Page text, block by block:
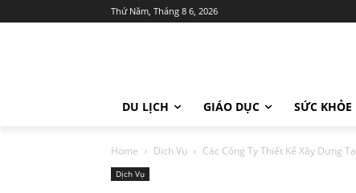
Thứ Năm, Tháng 8 6, 2026
DU LỊCH GIÁO DỤC SỨC KHỎE
Home Dịch Vụ Các Công Ty Thiết Kế Xây Dựng
Dịch Vụ